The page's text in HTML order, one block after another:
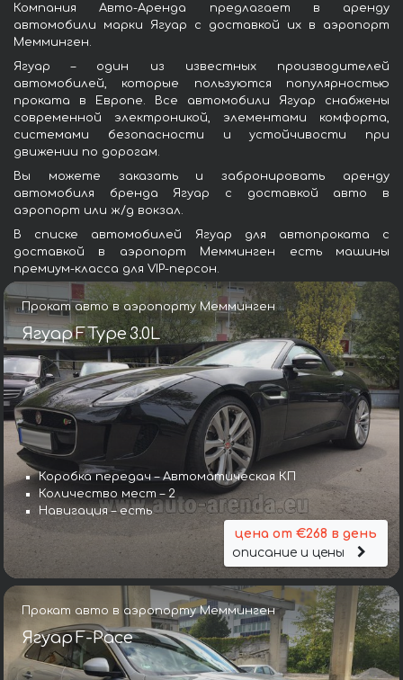
Компания Авто-Аренда предлагает в аренду
автомобили марки Ягуар с доставкой их в аэропорт
Мемминген.
Ягуар – один из известных производителей
автомобилей, которые пользуются популярностью
проката в Европе. Все автомобили Ягуар снабжены
современной электроникой, элементами комфорта,
системами безопасности и устойчивости при
движении по дорогам.
Вы можете заказать и забронировать аренду
автомобиля бренда Ягуар с доставкой авто в
аэропорт или ж/д вокзал.
В списке автомобилей Ягуар для автопроката с
доставкой в аэропорт Мемминген есть машины
премиум-класса для VIP-персон.
Прокат авто в аэропорту Мемминген
Ягуар F Type 3.0L
Коробка передач – Автоматическая КП
Количество мест – 2
Навигация – есть
цена от €268 в день
описание и цены
Прокат авто в аэропорту Мемминген
Ягуар F-Pace